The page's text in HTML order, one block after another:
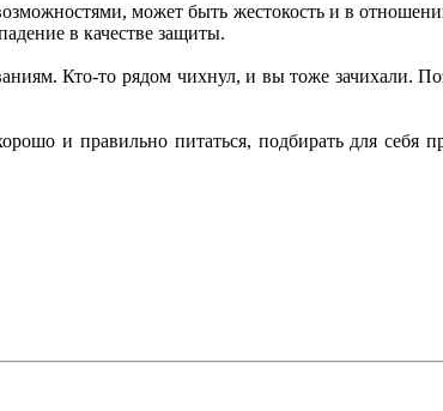
может быть жестокость и в
в качестве защиты.
Кто-то рядом чихнул, и вы тоже зачихали.
и правильно питаться, подбирать для